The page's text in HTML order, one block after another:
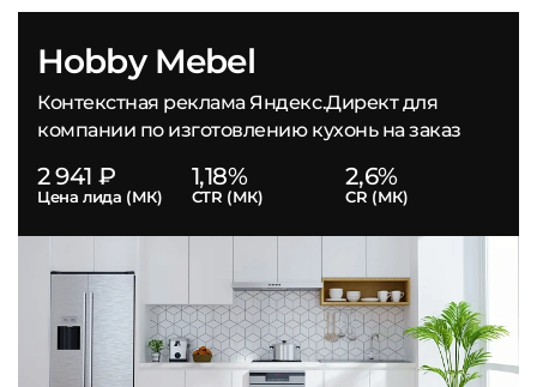
Hobby Mebel
Контекстная реклама Яндекс.Директ для
компании по изготовлению кухонь на заказ
2 941 ₽
Цена лида (МК)
1,18%
CTR (МК)
2,6%
CR (МК)